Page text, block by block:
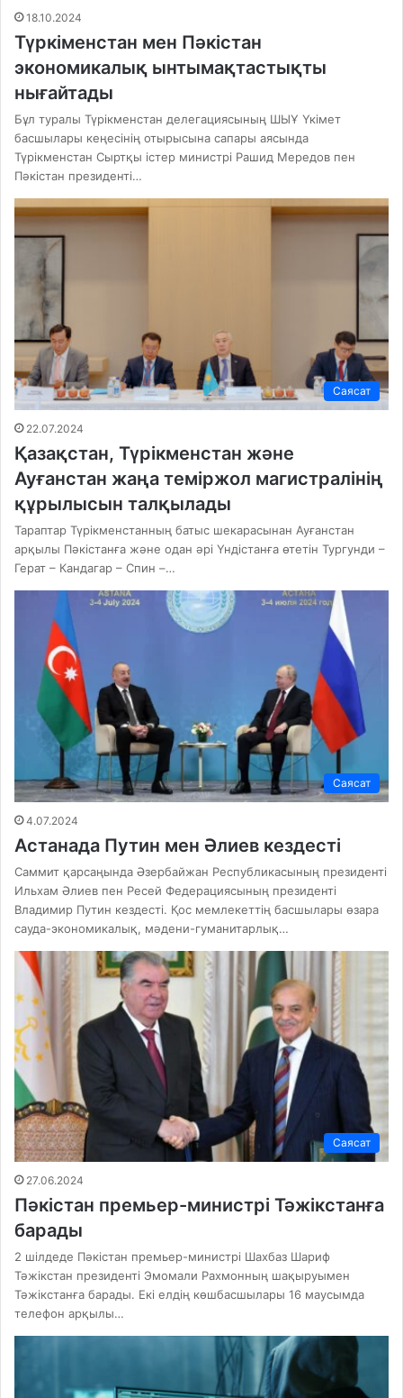
18.10.2024
Түркіменстан мен Пәкістан
экономикалық ынтымақтастықты
нығайтады
Бұл туралы Түрікменстан делегациясының ШЫҰ Үкімет
басшылары кеңесінің отырысына сапары аясында
Түрікменстан Сыртқы істер министрі Рашид Мередов пен
Пәкістан президенті…
Саясат
22.07.2024
Қазақстан, Түрікменстан және
Ауғанстан жаңа теміржол магистралінің
құрылысын талқылады
Тараптар Түрікменстанның батыс шекарасынан Ауғанстан
арқылы Пәкістанға және одан әрі Үндістанға өтетін Тургунди –
Герат – Кандагар – Спин –…
Саясат
4.07.2024
Астанада Путин мен Әлиев кездесті
Саммит қарсаңында Әзербайжан Республикасының президенті
Ильхам Әлиев пен Ресей Федерациясының президенті
Владимир Путин кездесті. Қос мемлекеттің басшылары өзара
сауда-экономикалық, мәдени-гуманитарлық…
Саясат
27.06.2024
Пәкістан премьер-министрі Тәжікстанға
барады
2 шілдеде Пәкістан премьер-министрі Шахбаз Шариф
Тәжікстан президенті Эмомали Рахмонның шақыруымен
Тәжікстанға барады. Екі елдің көшбасшылары 16 маусымда
телефон арқылы…